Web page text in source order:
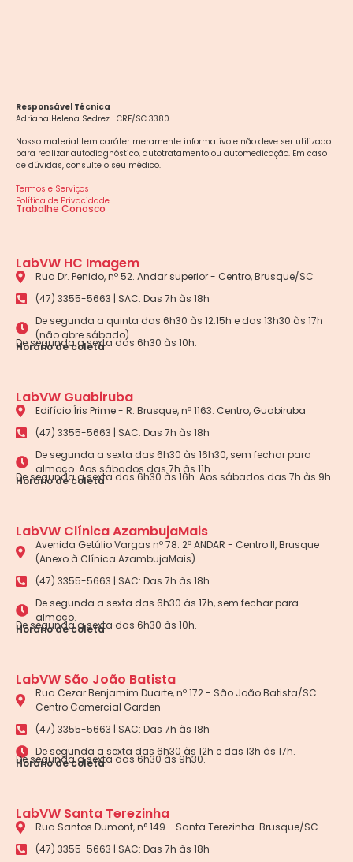
Responsável Técnica
Adriana Helena Sedrez | CRF/SC 3380
Nosso material tem caráter meramente informativo e não deve ser utilizado
para realizar autodiagnóstico, autotratamento ou automedicação. Em caso
de dúvidas, consulte o seu médico.
Termos e Serviços
Política de Privacidade
Trabalhe Conosco
LabVW HC Imagem
Rua Dr. Penido, nº 52. Andar superior - Centro, Brusque/SC
(47) 3355-5663 | SAC: Das 7h às 18h
De segunda a quinta das 6h30 às 12:15h e das 13h30 às 17h
(não abre sábado).
Horário de coleta
De segunda a sexta das 6h30 às 10h.
LabVW Guabiruba
Edifício Íris Prime - R. Brusque, nº 1163. Centro, Guabiruba
(47) 3355-5663 | SAC: Das 7h às 18h
De segunda a sexta das 6h30 às 16h30, sem fechar para
almoço. Aos sábados das 7h às 11h.
Horário de coleta
De segunda a sexta das 6h30 às 16h. Aos sábados das 7h às 9h.
LabVW Clínica AzambujaMais
Avenida Getúlio Vargas nº 78. 2º ANDAR - Centro II, Brusque
(Anexo à Clínica AzambujaMais)
(47) 3355-5663 | SAC: Das 7h às 18h
De segunda a sexta das 6h30 às 17h, sem fechar para
almoço.
Horário de coleta
De segunda a sexta das 6h30 às 10h.
LabVW São João Batista
Rua Cezar Benjamim Duarte, nº 172 - São João Batista/SC.
Centro Comercial Garden
(47) 3355-5663 | SAC: Das 7h às 18h
De segunda a sexta das 6h30 às 12h e das 13h às 17h.
Horário de coleta
De segunda a sexta das 6h30 às 9h30.
LabVW Santa Terezinha
Rua Santos Dumont, n° 149 - Santa Terezinha. Brusque/SC
(47) 3355-5663 | SAC: Das 7h às 18h